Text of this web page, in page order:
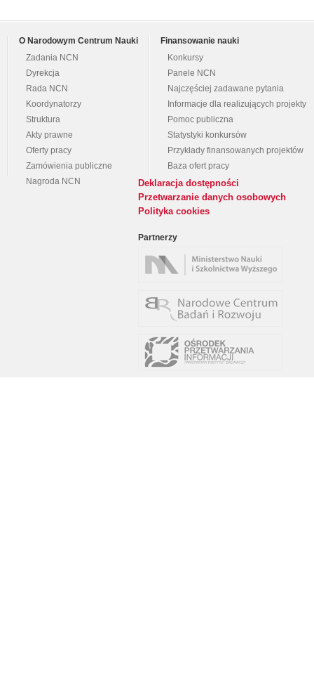
O Narodowym Centrum Nauki
Zadania NCN
Dyrekcja
Rada NCN
Koordynatorzy
Struktura
Akty prawne
Oferty pracy
Zamówienia publiczne
Nagroda NCN
Finansowanie nauki
Konkursy
Panele NCN
Najczęściej zadawane pytania
Informacje dla realizujących projekty
Pomoc publiczna
Statystyki konkursów
Przykłady finansowanych projektów
Baza ofert pracy
Deklaracja dostępności
Przetwarzanie danych osobowych
Polityka cookies
Partnerzy